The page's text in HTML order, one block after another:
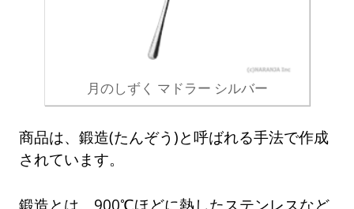
月のしずく マドラー シルバー
商品は、鍛造(たんぞう)と呼ばれる手法で作成
されています。
鍛造とは、900℃ほどに熱したステンレスなど